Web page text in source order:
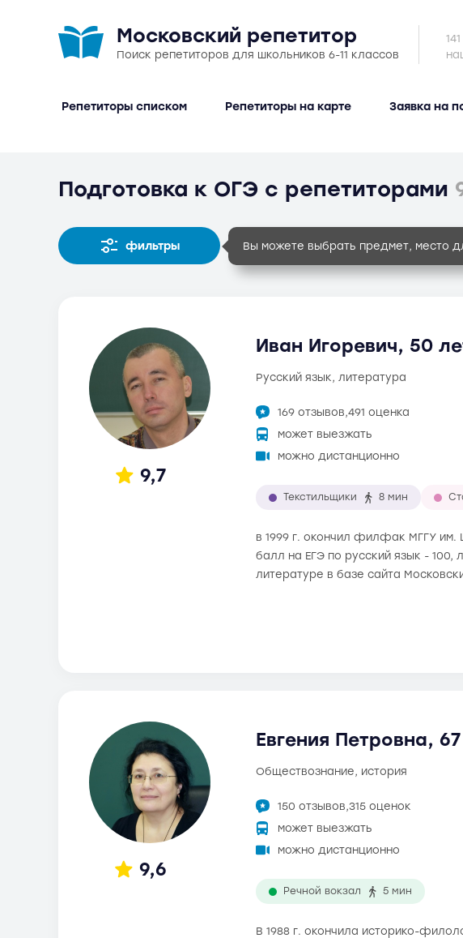
Московский репетитор
Поиск репетиторов для школьников 6-11 классов
Репетиторы списком Репетиторы на карте Заявка на
Подготовка к ОГЭ с репетиторами
фильтры Вы можете выбрать предмет, место
9,7
Иван Игоревич, 50
русский язык, литература
169 отзывов,491 оценка
может выезжать
можно дистанционно
Текстильщики 8 мин
в 1999 г. окончил филфак МГГУ им.
балл на ЕГЭ по русский язык - 100,
литературе в базе сайта
9,6
Евгения Петровна,
обществознание, история
150 отзывов,315 оценок
может выезжать
можно дистанционно
Речной вокзал 5 мин
В 1988 г. окончила историко-